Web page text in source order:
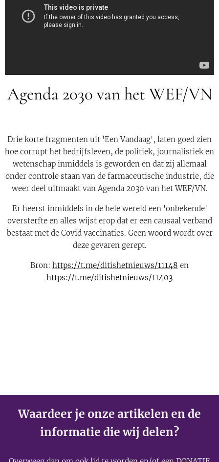
Agenda 2030 van het WEF/VN
Drie korte fragmenten uit 'Een Vandaag', laten goed zien
hoe corrupt het bedrijfsleven, de politiek, journalistiek en
wetenschap inmiddels is geworden en dat zij allemaal
onder controle staan van de farmaceutische industrie, die
weer deel uitmaakt van Agenda 2030 van het WEF/VN.
Er heerst inmiddels in de hele wereld een 'onbekende'
oversterfte en alles wijst erop dat er een causaal verband
bestaat met de Covid vaccinaties. Geen woord wordt over
deze gevaren gerept.
Bron: https://t.me/ditishetnieuws/11148 en
https://t.me/ditishetnieuws/11403
Waardeer je onze artikelen en de
informatie die wij delen?